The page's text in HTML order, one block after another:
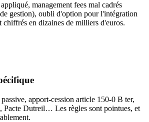
management fees mal cadrés
gestion), oubli d'option pour l'intégration
chiffrés en dizaines de milliers d'euros.
apport-cession article 150-0 B ter,
Pacte Dutreil… Les règles sont pointues, et